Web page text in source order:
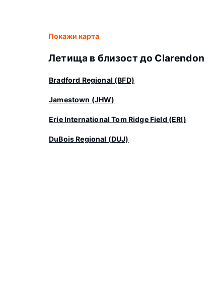
Покажи карта
Летища в близост до Clarendon
Bradford Regional (BFD)
Jamestown (JHW)
Erie International Tom Ridge Field (ERI)
DuBois Regional (DUJ)